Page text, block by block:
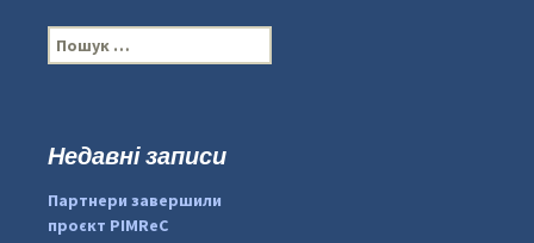
П
о
:Недавні записи
Партнери завершили
проєкт PIMReC